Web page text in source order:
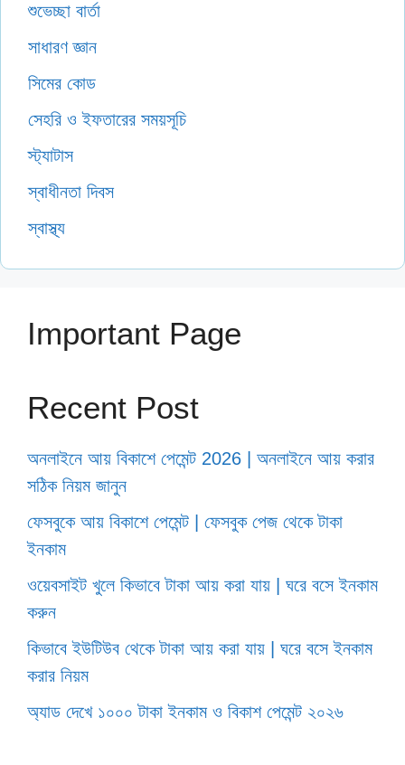
শুভেচ্ছা বার্তা
সাধারণ জ্ঞান
সিমের কোড
সেহরি ও ইফতারের সময়সূচি
স্ট্যাটাস
স্বাধীনতা দিবস
স্বাস্থ্য
Important Page
Recent Post
অনলাইনে আয় বিকাশে পেমেন্ট 2026 | অনলাইনে আয় করার
সঠিক নিয়ম জানুন
ফেসবুকে আয় বিকাশে পেমেন্ট | ফেসবুক পেজ থেকে টাকা
ইনকাম
ওয়েবসাইট খুলে কিভাবে টাকা আয় করা যায় | ঘরে বসে ইনকাম
করুন
কিভাবে ইউটিউব থেকে টাকা আয় করা যায় | ঘরে বসে ইনকাম
করার নিয়ম
অ্যাড দেখে ১০০০ টাকা ইনকাম ও বিকাশ পেমেন্ট ২০২৬